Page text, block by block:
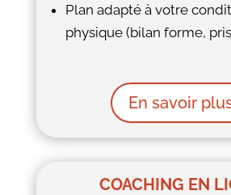
Plan adapté à votre
physique (bilan forme,
En savoir
COACHING EN